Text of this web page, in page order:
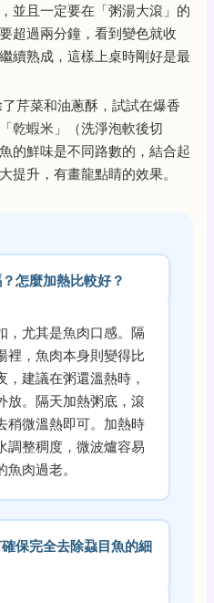
並且一定要在「粥湯大滾」的
超過兩分鐘，看到變色就收
續熟成，這樣上桌時剛好是最
芹菜和油蔥酥，試試在爆香
乾蝦米」（洗淨泡軟後切
的鮮味是不同路數的，結合起
提升，有畫龍點睛的效果。
怎麼加熱比較好？
，尤其是魚肉口感。隔
裡，魚肉本身則變得比
建議在粥還溫熱時，
放。隔天加熱粥底，滾
稍微溫熱即可。加熱時
調整稠度，微波爐容易
肉過老。
保完全去除蝨目魚的細